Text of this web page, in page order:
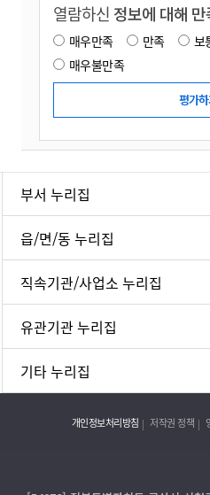
열람하신 정보에 대해 만
매우만족 만족 보
매우불만족
부서 누리집
읍/면/동 누리집
직속기관/사업소 누리집
유관기관 누리집
기타 누리집
개인정보처리방침 저작권 정책